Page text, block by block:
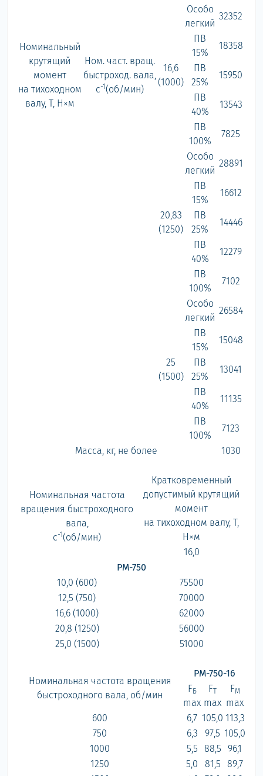
Номинальный
крутящий
момент
на тихоходном
валу, Т, Н×м
Ном. част. вращ.
быстроход. вала,
с-1(об/мин)
16,6
(1000)
Особо
легкий
32352
ПВ
15%
18358
ПВ
25%
15950
ПВ
40%
13543
ПВ
100%
7825
20,83
(1250)
Особо
легкий
28891
ПВ
15%
16612
ПВ
25%
14446
ПВ
40%
12279
ПВ
100%
7102
25
(1500)
Особо
легкий
26584
ПВ
15%
15048
ПВ
25%
13041
ПВ
40%
11135
ПВ
100%
7123
Масса, кг, не более
1030
Номинальная частота
вращения быстроходного
вала,
с-1(об/мин)
Кратковременный
допустимый крутящий
момент
на тихоходном валу, Т,
Н×м
16,0
РМ-750
10,0 (600)
75500
12,5 (750)
70000
16,6 (1000)
62000
20,8 (1250)
56000
25,0 (1500)
51000
Номинальная частота вращения
быстроходного вала, об/мин
РМ-750-16
FБ
max
FТ
max
FM
max
600
6,7 105,0 113,3
750
6,3 97,5 105,0
1000
5,5 88,5
96,1
1250
5,0 81,5
89,7